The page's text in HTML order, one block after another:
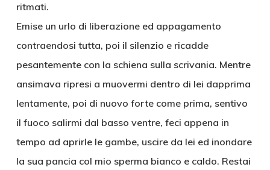
ritmati.
Emise un urlo di liberazione ed appagamento
contraendosi tutta, poi il silenzio e ricadde
pesantemente con la schiena sulla scrivania. Mentre
ansimava ripresi a muovermi dentro di lei dapprima
lentamente, poi di nuovo forte come prima, sentivo
il fuoco salirmi dal basso ventre, feci appena in
tempo ad aprirle le gambe, uscire da lei ed inondare
la sua pancia col mio sperma bianco e caldo. Restai